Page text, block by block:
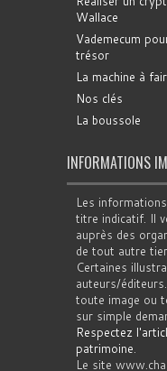
Wallace
Vademecum
trésor
La machine à
Nos clés
La boussole
INFORMATIONS
Les
titre indicatif. Il
auprès des
de tout autre
Certaines
auteurs/
toute image ou
sur simple
Respectez
patrimoine
Le site